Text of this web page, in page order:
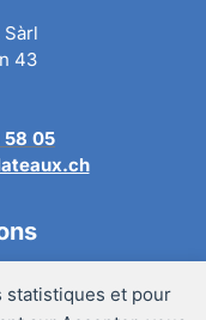
statistiques et pour
Sàrl
43
05